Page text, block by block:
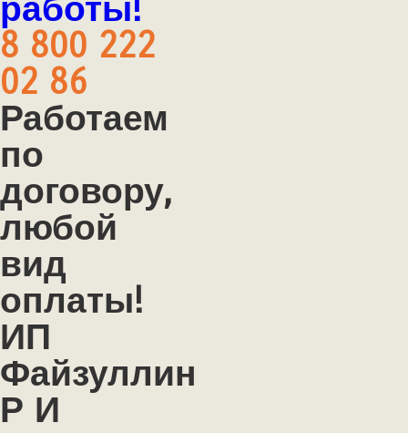
работы!
8 800 222
02 86
Работаем
по
договору,
любой
вид
оплаты!
ИП
Файзуллин
Р И